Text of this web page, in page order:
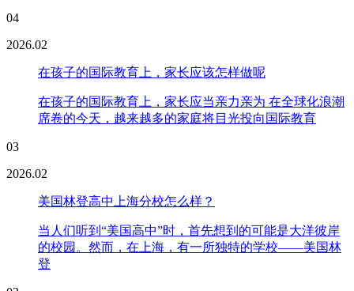
04
2026.02
在孩子的国际教育上，家长应该怎样做呢
在孩子的国际教育上，家长应当亲力亲为 在全球化浪潮
席卷的今天，越来越多的家庭将目光投向国际教育
03
2026.02
美国林登高中上海分校怎么样？
当人们听到“美国高中”时，首先想到的可能是大洋彼岸
的校园。然而，在上海，有一所独特的学校——美国林
登